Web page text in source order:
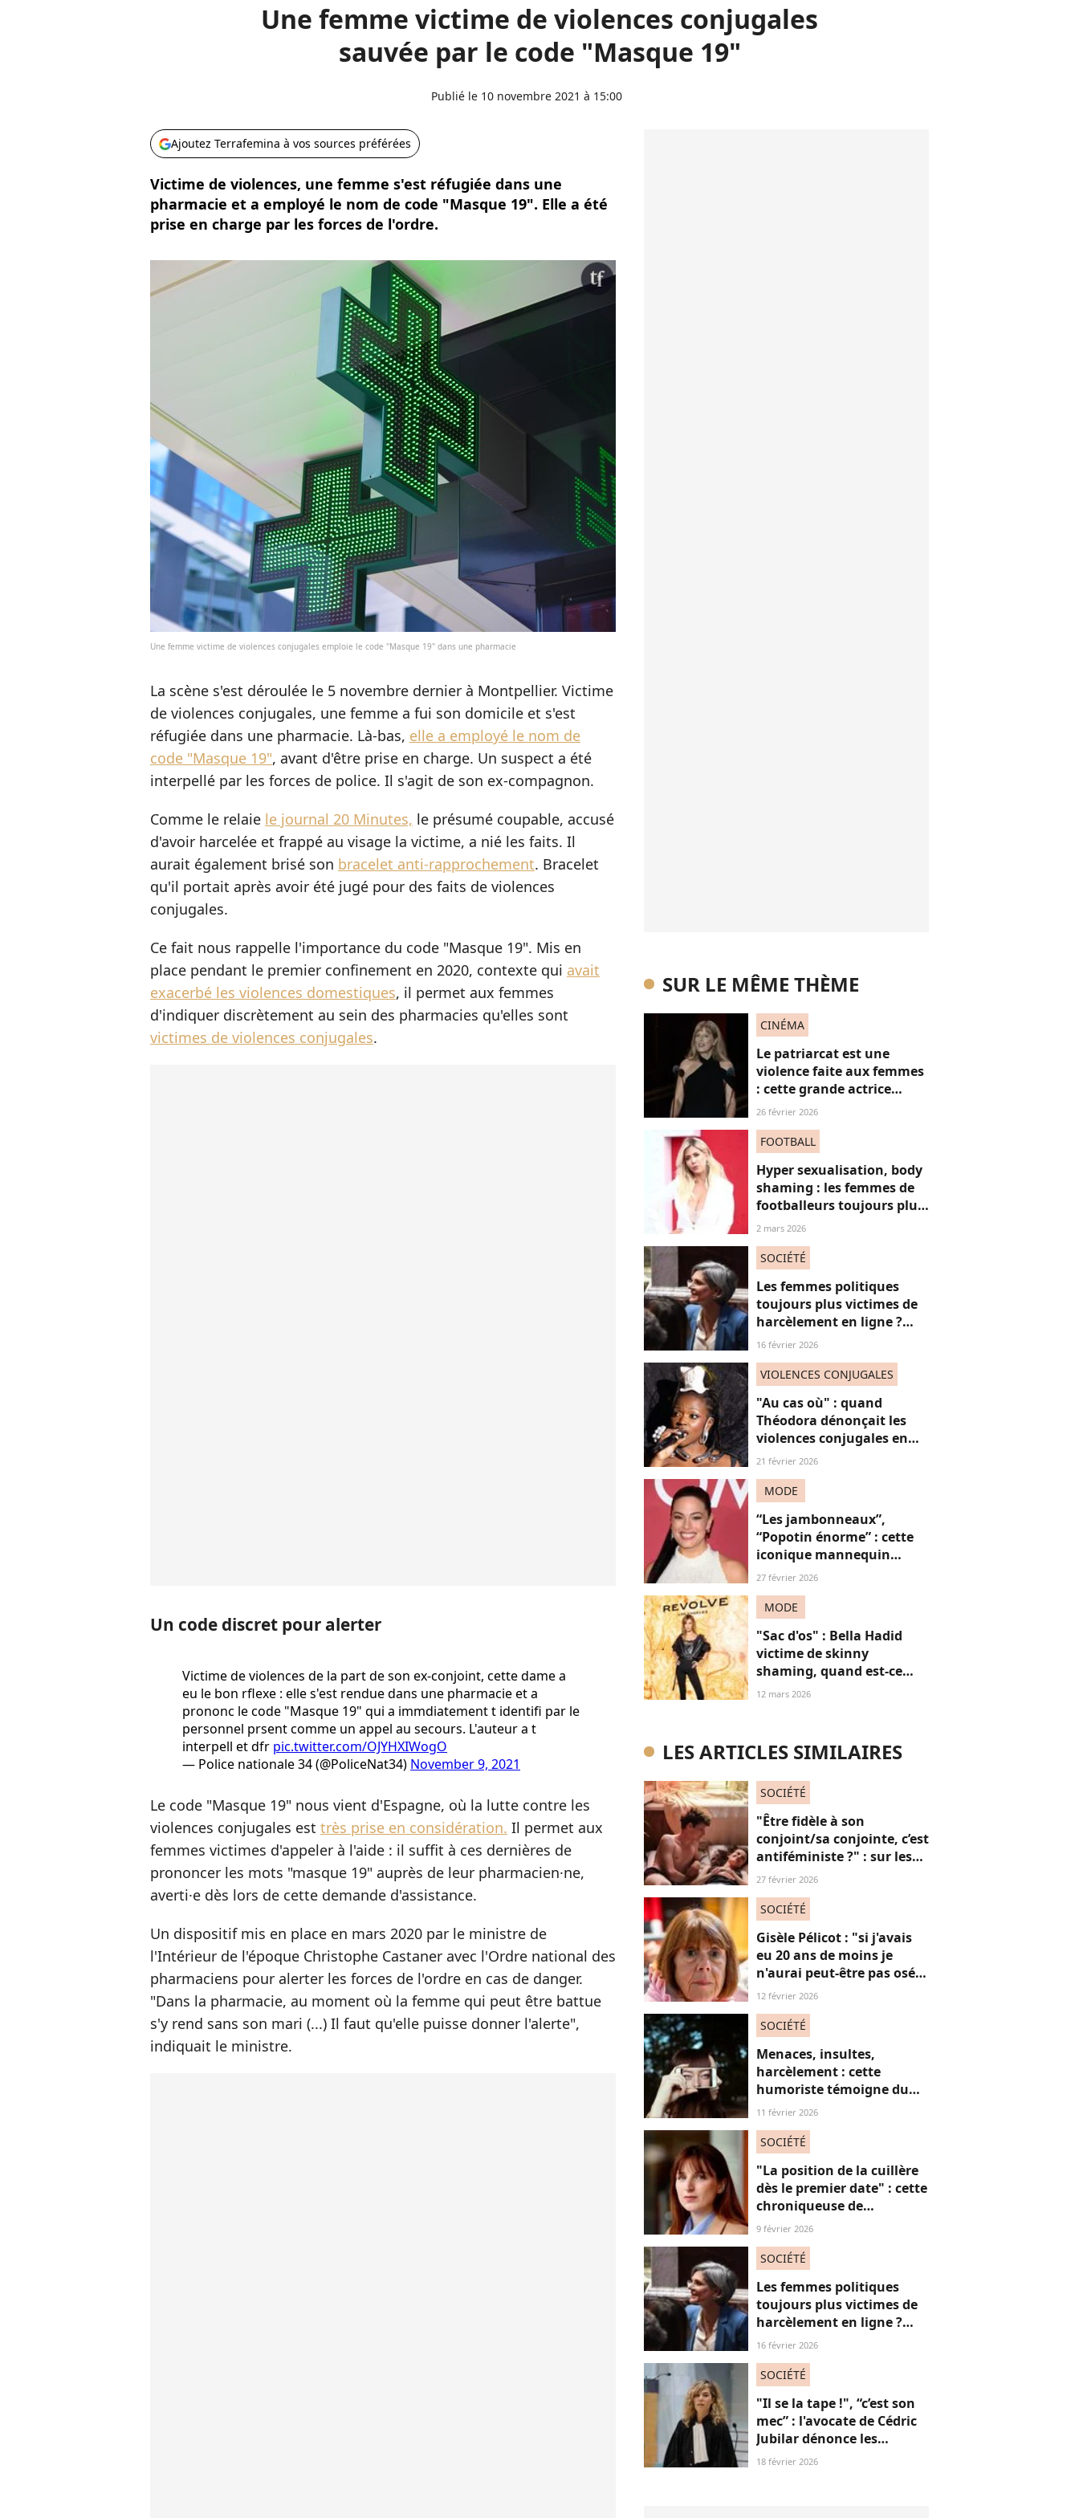
Une femme victime de violences conjugales
sauvée par le code "Masque 19"
Publié le 10 novembre 2021 à 15:00
Ajoutez Terrafemina à vos sources préférées
Victime de violences, une femme s'est réfugiée dans une
pharmacie et a employé le nom de code "Masque 19". Elle a été
prise en charge par les forces de l'ordre.
Une femme victime de violences conjugales emploie le code "Masque 19" dans une pharmacie
La scène s'est déroulée le 5 novembre dernier à Montpellier. Victime
de violences conjugales, une femme a fui son domicile et s'est
réfugiée dans une pharmacie. Là-bas, elle a employé le nom de
code "Masque 19", avant d'être prise en charge. Un suspect a été
interpellé par les forces de police. Il s'agit de son ex-compagnon.
Comme le relaie le journal 20 Minutes, le présumé coupable, accusé
d'avoir harcelée et frappé au visage la victime, a nié les faits. Il
aurait également brisé son bracelet anti-rapprochement. Bracelet
qu'il portait après avoir été jugé pour des faits de violences
conjugales.
Ce fait nous rappelle l'importance du code "Masque 19". Mis en
place pendant le premier confinement en 2020, contexte qui avait
exacerbé les violences domestiques, il permet aux femmes
d'indiquer discrètement au sein des pharmacies qu'elles sont
victimes de violences conjugales.
Un code discret pour alerter
Victime de violences de la part de son ex-conjoint, cette dame a
eu le bon rflexe : elle s'est rendue dans une pharmacie et a
prononc le code "Masque 19" qui a immdiatement t identifi par le
personnel prsent comme un appel au secours. L'auteur a t
interpell et dfr pic.twitter.com/OJYHXIWogO
— Police nationale 34 (@PoliceNat34) November 9, 2021
Le code "Masque 19" nous vient d'Espagne, où la lutte contre les
violences conjugales est très prise en considération. Il permet aux
femmes victimes d'appeler à l'aide : il suffit à ces dernières de
prononcer les mots "masque 19" auprès de leur pharmacien·ne,
averti·e dès lors de cette demande d'assistance.
Un dispositif mis en place en mars 2020 par le ministre de
l'Intérieur de l'époque Christophe Castaner avec l'Ordre national des
pharmaciens pour alerter les forces de l'ordre en cas de danger.
"Dans la pharmacie, au moment où la femme qui peut être battue
s'y rend sans son mari (...) Il faut qu'elle puisse donner l'alerte",
indiquait le ministre.
SUR LE MÊME THÈME
CINÉMA
Le patriarcat est une
violence faite aux femmes
: cette grande actrice
française dénonce en
26 février 2026
FOOTBALL
Hyper sexualisation, body
shaming : les femmes de
footballeurs toujours plus
victimes de sexisme ?
2 mars 2026
SOCIÉTÉ
Les femmes politiques
toujours plus victimes de
harcèlement en ligne ?
Une étude interroge ce
16 février 2026
VIOLENCES CONJUGALES
"Au cas où" : quand
Théodora dénonçait les
violences conjugales en
pleine Ligue des
21 février 2026
MODE
“Les jambonneaux”,
“Popotin énorme” : cette
iconique mannequin
victime de grossophobie,
des femmes
27 février 2026
MODE
"Sac d'os" : Bella Hadid
victime de skinny
shaming, quand est-ce
qu’on arrête de trouver les
12 mars 2026
LES ARTICLES SIMILAIRES
SOCIÉTÉ
"Être fidèle à son
conjoint/sa conjointe, c’est
antiféministe ?" : sur les
réseaux sociaux, cette
27 février 2026
SOCIÉTÉ
Gisèle Pélicot : "si j'avais
eu 20 ans de moins je
n'aurai peut-être pas osé
refuser le huis-clos"
12 février 2026
SOCIÉTÉ
Menaces, insultes,
harcèlement : cette
humoriste témoigne du
sort des femmes sur les
11 février 2026
SOCIÉTÉ
"La position de la cuillère
dès le premier date" : cette
chroniqueuse de
Quotidien s'amuse de
absolument jubilatoire
9 février 2026
SOCIÉTÉ
Les femmes politiques
toujours plus victimes de
harcèlement en ligne ?
Une étude interroge ce
16 février 2026
SOCIÉTÉ
"Il se la tape !", “c’est son
mec” : l'avocate de Cédric
Jubilar dénonce les
réflexions misogynes
18 février 2026